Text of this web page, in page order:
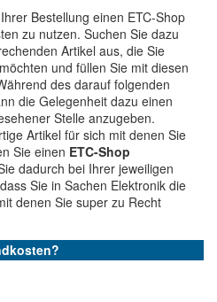
Bestellung einen ETC-Shop
zu nutzen. Suchen Sie dazu
Artikel aus, die Sie
und füllen Sie mit diesen
des darauf folgenden
die Gelegenheit dazu einen
Stelle anzugeben.
Artikel für sich mit denen Sie
Sie einen ETC-Shop
dadurch bei Ihrer jeweiligen
Sie in Sachen Elektronik die
denen Sie super zu Recht